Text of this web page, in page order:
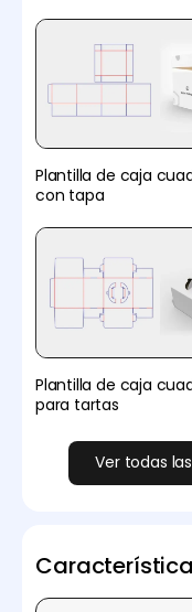
Plantilla de caja
con tapa
Plantilla de caja
para tartas
Ver todas